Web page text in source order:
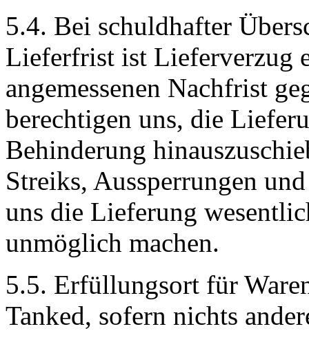
5.4. Bei schuldhafter
Lieferfrist ist Lieferverzug
angemessenen Nachfrist
berechtigen uns, die
Behinderung
Streiks, Aussperrungen
uns die Lieferung
unmöglich machen.
5.5. Erfüllungsort für
Tanked, sofern nichts